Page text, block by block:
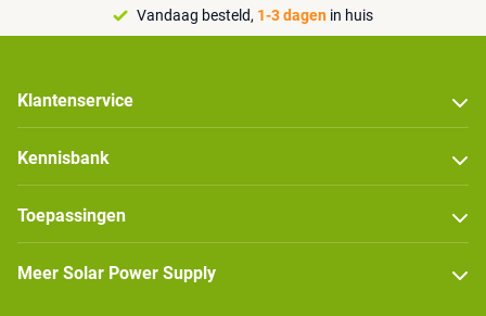
Vandaag besteld, 1-3 dagen in huis
Klantenservice
Kennisbank
Toepassingen
Meer Solar Power Supply